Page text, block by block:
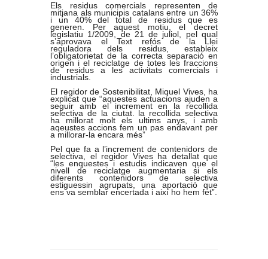
Els residus comercials representen de
mitjana als municipis catalans entre un 36%
i un 40% del total de residus que es
generen. Per aquest motiu, el decret
legislatiu 1/2009, de 21 de juliol, pel qual
s’aprovava el Text refós de la Llei
reguladora dels residus, estableix
l’obligatorietat de la correcta separació en
origen i el reciclatge de totes les fraccions
de residus a les activitats comercials i
industrials.
El regidor de Sostenibilitat, Miquel Vives, ha
explicat que “aquestes actuacions ajuden a
seguir amb el increment en la recollida
selectiva de la ciutat. la recollida selectiva
ha millorat molt els ultims anys, i amb
aqeustes accions fem un pas endavant per
a millorar-la encara més”
Pel que fa a l’increment de contenidors de
selectiva, el regidor Vives ha detallat que
“les enquestes i estudis indicaven que el
nivell de reciclatge augmentaria si els
diferents contenidors de selectiva
estiguessin agrupats, una aportació que
ens va semblar encertada i així ho hem fet”.